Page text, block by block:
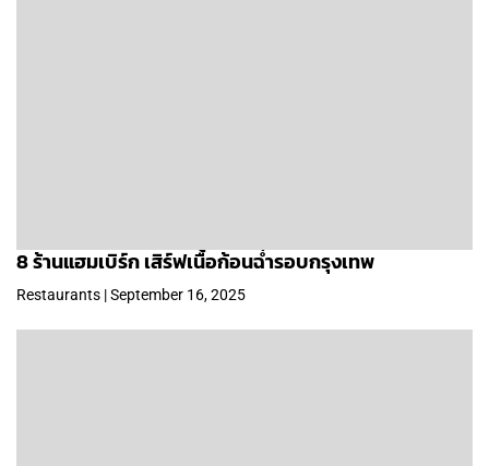
8 ร้านแฮมเบิร์ก เสิร์ฟเนื้อก้อนฉ่ำรอบกรุงเทพ
Restaurants | September 16, 2025